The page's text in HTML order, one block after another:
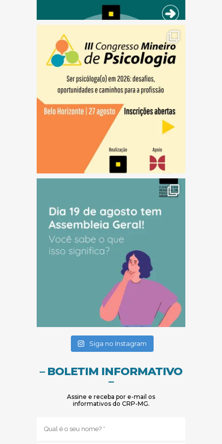
Siga no Instagram
– BOLETIM INFORMATIVO
–
Assine e receba por e-mail os
informativos do CRP-MG.